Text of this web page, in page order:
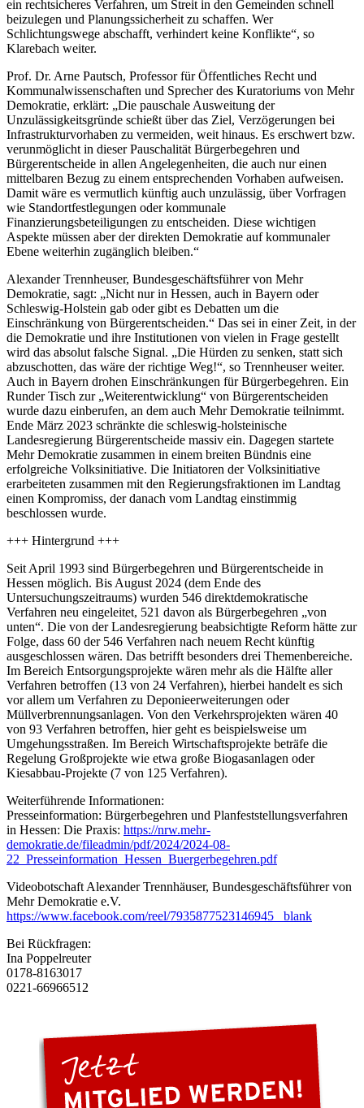
ein rechtsicheres Verfahren, um Streit in den Gemeinden schnell
beizulegen und Planungssicherheit zu schaffen. Wer
Schlichtungswege abschafft, verhindert keine Konflikte“, so
Klarebach weiter.
Prof. Dr. Arne Pautsch, Professor für Öffentliches Recht und
Kommunalwissenschaften und Sprecher des Kuratoriums von Mehr
Demokratie, erklärt: „Die pauschale Ausweitung der
Unzulässigkeitsgründe schießt über das Ziel, Verzögerungen bei
Infrastrukturvorhaben zu vermeiden, weit hinaus. Es erschwert bzw.
verunmöglicht in dieser Pauschalität Bürgerbegehren und
Bürgerentscheide in allen Angelegenheiten, die auch nur einen
mittelbaren Bezug zu einem entsprechenden Vorhaben aufweisen.
Damit wäre es vermutlich künftig auch unzulässig, über Vorfragen
wie Standortfestlegungen oder kommunale
Finanzierungsbeteiligungen zu entscheiden. Diese wichtigen
Aspekte müssen aber der direkten Demokratie auf kommunaler
Ebene weiterhin zugänglich bleiben.“
Alexander Trennheuser, Bundesgeschäftsführer von Mehr
Demokratie, sagt: „Nicht nur in Hessen, auch in Bayern oder
Schleswig-Holstein gab oder gibt es Debatten um die
Einschränkung von Bürgerentscheiden.“ Das sei in einer Zeit, in der
die Demokratie und ihre Institutionen von vielen in Frage gestellt
wird das absolut falsche Signal. „Die Hürden zu senken, statt sich
abzuschotten, das wäre der richtige Weg!“, so Trennheuser weiter.
Auch in Bayern drohen Einschränkungen für Bürgerbegehren. Ein
Runder Tisch zur „Weiterentwicklung“ von Bürgerentscheiden
wurde dazu einberufen, an dem auch Mehr Demokratie teilnimmt.
Ende März 2023 schränkte die schleswig-holsteinische
Landesregierung Bürgerentscheide massiv ein. Dagegen startete
Mehr Demokratie zusammen in einem breiten Bündnis eine
erfolgreiche Volksinitiative. Die Initiatoren der Volksinitiative
erarbeiteten zusammen mit den Regierungsfraktionen im Landtag
einen Kompromiss, der danach vom Landtag einstimmig
beschlossen wurde.
+++ Hintergrund +++
Seit April 1993 sind Bürgerbegehren und Bürgerentscheide in
Hessen möglich. Bis August 2024 (dem Ende des
Untersuchungszeitraums) wurden 546 direktdemokratische
Verfahren neu eingeleitet, 521 davon als Bürgerbegehren „von
unten“. Die von der Landesregierung beabsichtigte Reform hätte zur
Folge, dass 60 der 546 Verfahren nach neuem Recht künftig
ausgeschlossen wären. Das betrifft besonders drei Themenbereiche.
Im Bereich Entsorgungsprojekte wären mehr als die Hälfte aller
Verfahren betroffen (13 von 24 Verfahren), hierbei handelt es sich
vor allem um Verfahren zu Deponieerweiterungen oder
Müllverbrennungsanlagen. Von den Verkehrsprojekten wären 40
von 93 Verfahren betroffen, hier geht es beispielsweise um
Umgehungsstraßen. Im Bereich Wirtschaftsprojekte beträfe die
Regelung Großprojekte wie etwa große Biogasanlagen oder
Kiesabbau-Projekte (7 von 125 Verfahren).
Weiterführende Informationen:
Presseinformation: Bürgerbegehren und Planfeststellungsverfahren
in Hessen: Die Praxis: https://nrw.mehr-
demokratie.de/fileadmin/pdf/2024/2024-08-
22_Presseinformation_Hessen_Buergerbegehren.pdf
Videobotschaft Alexander Trennhäuser, Bundesgeschäftsführer von
Mehr Demokratie e.V.
https://www.facebook.com/reel/7935877523146945 _blank
Bei Rückfragen:
Ina Poppelreuter
0178-8163017
0221-66966512